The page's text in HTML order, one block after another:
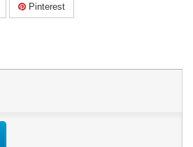
Pinterest